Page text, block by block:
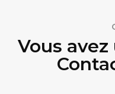
Vous